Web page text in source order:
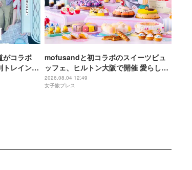
がコラボ
トレイン＆
mofusandと初コラボのスイーツビュ
ッフェ、ヒルトン大阪で開催 愛らしい
にゃんこ達がケーキに
2026.08.04 12:49
女子旅プレス